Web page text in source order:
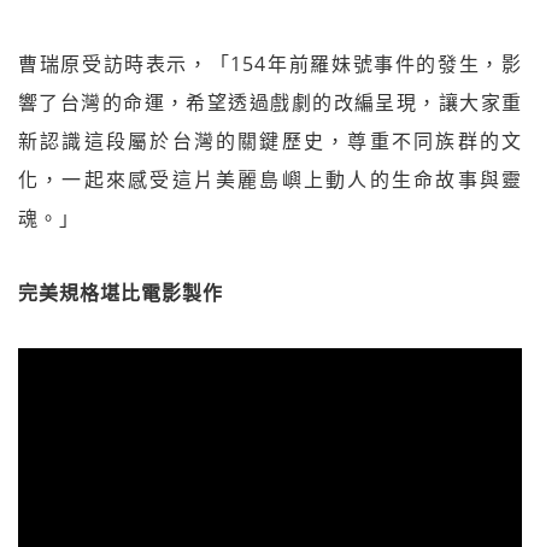
曹瑞原受訪時表示，「154年前羅妹號事件的發生，影
響了台灣的命運，希望透過戲劇的改編呈現，讓大家重
新認識這段屬於台灣的關鍵歷史，尊重不同族群的文
化，一起來感受這片美麗島嶼上動人的生命故事與靈
魂。」
完美規格堪比電影製作